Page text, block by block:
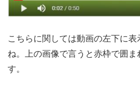
こちらに関しては動画の左下に
ね。上の画像で言うと赤枠で囲ま
す。